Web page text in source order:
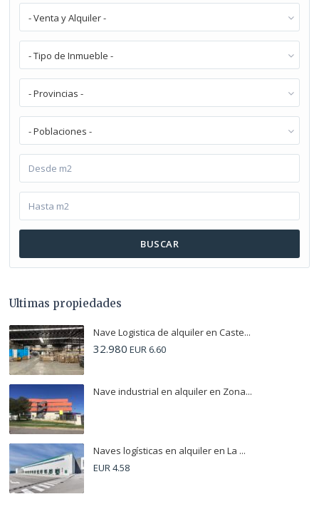
- Venta y Alquiler -
- Tipo de Inmueble -
- Provincias -
- Poblaciones -
BUSCAR
Ultimas propiedades
Nave Logistica de alquiler en Caste...
32.980 EUR 6.60
Nave industrial en alquiler en Zona...
Naves logísticas en alquiler en La ...
EUR 4.58